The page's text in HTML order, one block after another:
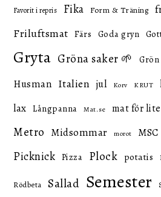
Favorit i repris Fika Form & Träning
Friluftsmat Färs Goda gryn
Gryta Gröna saker 🌱
Husman Italien jul Korv KRUT
lax Långpanna Mat.se mat för
Metro Midsommar morot MSC
Picknick Pizza Plock potatis
Rödbeta Sallad Semester